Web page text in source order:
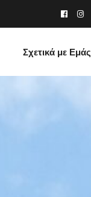
Σχετικά με Εμάς